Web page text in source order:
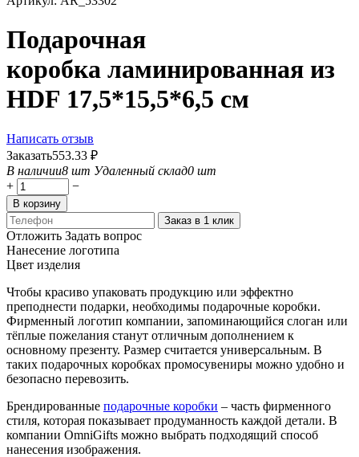
Подарочная
коробка ламинированная из
HDF 17,5*15,5*6,5 см
Написать отзыв
Заказать553.33 ₽
В наличии8 шт Удаленный склад0 шт
+
−
В корзину
Заказ в 1 клик
Отложить Задать вопрос
Нанесение логотипа
Цвет изделия
Чтобы красиво упаковать продукцию или эффектно
преподнести подарки, необходимы подарочные коробки.
Фирменный логотип компании, запоминающийся слоган или
тёплые пожелания станут отличным дополнением к
основному презенту. Размер считается универсальным. В
таких подарочных коробках промосувениры можно удобно и
безопасно перевозить.
Брендированные подарочные коробки – часть фирменного
стиля, которая показывает продуманность каждой детали. В
компании OmniGifts можно выбрать подходящий способ
нанесения изображения.